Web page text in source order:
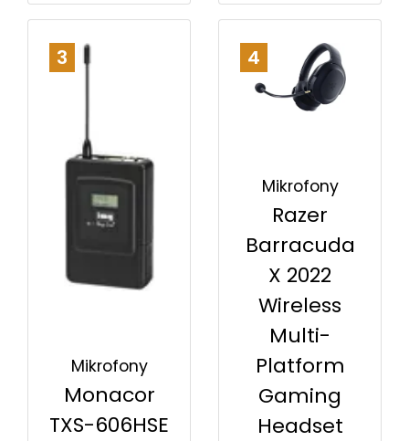
3
Mikrofony
Monacor
TXS-606HSE
4
Mikrofony
Razer
Barracuda
X 2022
Wireless
Multi-
Platform
Gaming
Headset